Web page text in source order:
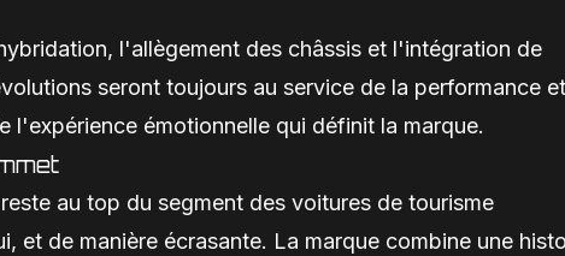
l'allègement des châssis et l'intégration de
seront toujours au service de la performance
l'expérience émotionnelle qui définit la marque.
au top du segment des voitures de tourisme
et de manière écrasante. La marque combine une